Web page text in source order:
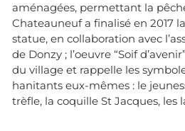
aménagées, permettant la
Chateauneuf a finalisé en 2017
statue, en collaboration avec
de Donzy ; l’oeuvre “Soif
du village et rappelle les
hanitants eux-mêmes : le
trèfle, la coquille St Jacques, les